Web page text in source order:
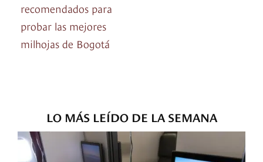
recomendados para
probar las mejores
milhojas de Bogotá
LO MÁS LEÍDO DE LA SEMANA